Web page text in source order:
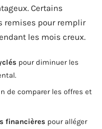
Certains
remises pour remplir
les mois creux.
pour diminuer les
de comparer les offres et
financières pour alléger